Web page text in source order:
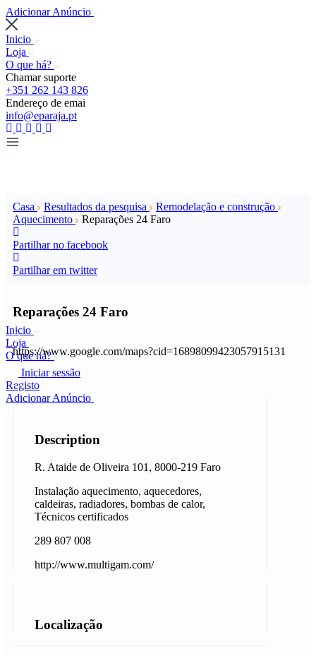
Adicionar Anúncio
Inicio
Loja
O que há?
Chamar suporte
+351 262 143 826
Endereço de emai
info@eparaja.pt
Inicio
Loja
O que há?
Iniciar sessão
Registo
Adicionar Anúncio
Casa Resultados da pesquisa
Remodelação e construção
Aquecimento
Reparações 24 Faro
Partilhar no facebook
Partilhar em twitter
Reparações 24 Faro
https://www.google.com/maps?cid=16898099423057915131
Description
R. Ataide de Oliveira 101, 8000-219 Faro
Instalação aquecimento, aquecedores,
caldeiras, radiadores, bombas de calor,
Técnicos certificados
289 807 008
http://www.multigam.com/
Localização